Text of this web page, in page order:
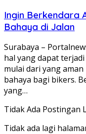
Ingin Berkendara
Bahaya di Jalan
Surabaya –
hal yang dapat
mulai dari yang
bahaya bagi bikers.
yang…
Tidak Ada Postingan
Tidak ada lagi